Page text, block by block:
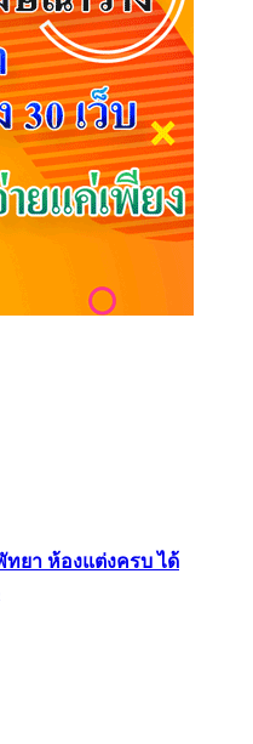
ทยา ห้องแต่งครบ ได้